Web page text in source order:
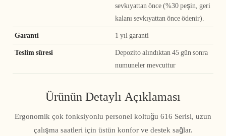
sevkıyattan önce (%30 peşin, geri
kalanı sevkıyattan önce ödenir).
Garanti 1 yıl garanti
Teslim süresi
Depozito alındıktan 45 gün sonra
numuneler mevcuttur
Ürünün Detaylı Açıklaması
Ergonomik çok fonksiyonlu personel koltuğu 616 Serisi, uzun
çalışma saatleri için üstün konfor ve destek sağlar.